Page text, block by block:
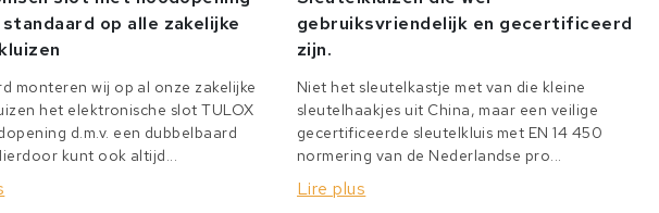
standaard op alle zakelijke
monteren wij op al onze zakelijke
het elektronische slot TULOX
d.m.v. een dubbelbaard
kunt ook altijd...
gebruiksvriendelijk en gecertificeerd
zijn.
Niet het sleutelkastje met van die kleine
sleutelhaakjes uit China, maar een veilige
gecertificeerde sleutelkluis met EN 14 450
normering van de Nederlandse pro...
Lire plus